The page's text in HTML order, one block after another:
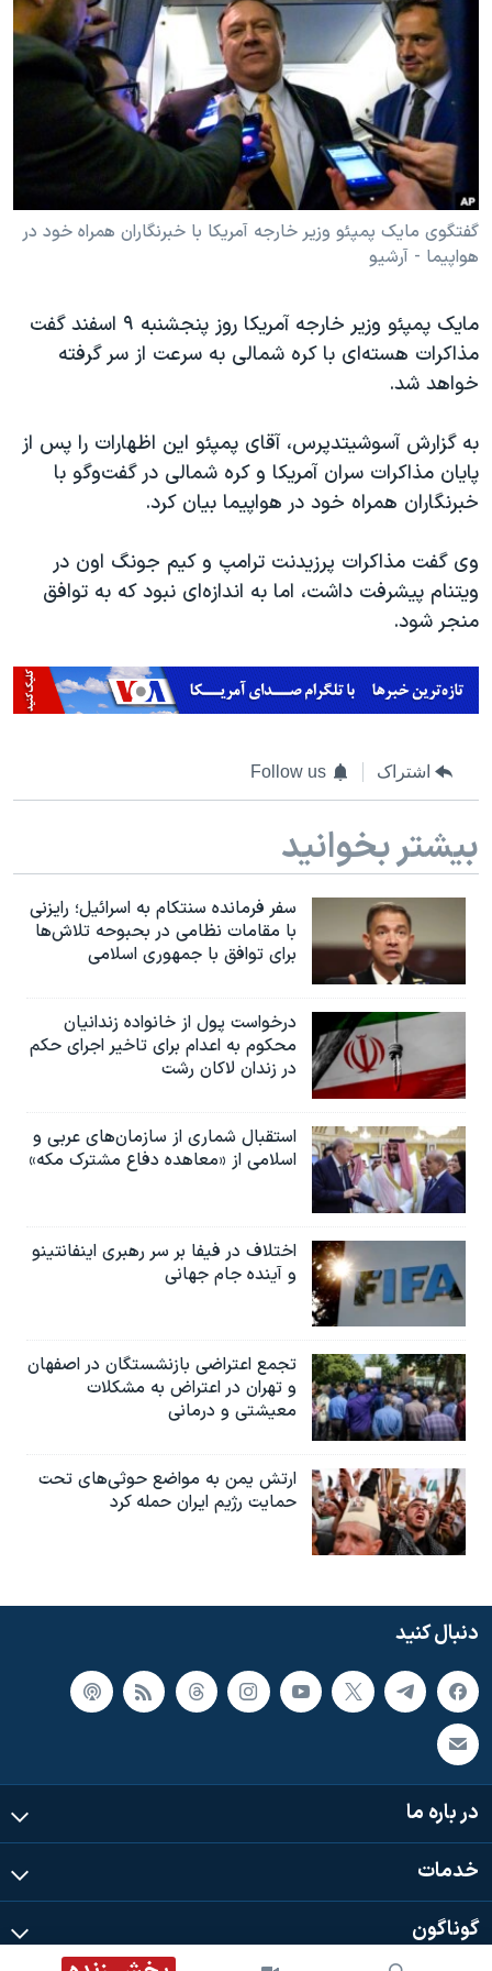
فرهنگ و زندگی
حقوق شهروندی
اقتصادی
علم و فناوری
اسرائیل در جنگ
آرشیو پخش زنده
مستندها
انتخابات ریاست جمهوری آمریکا ۲۰۲۴
حمله جمهوری اسلامی به اسرائیل
رمز مهسا
ورزش زنان در ایران
مجموعه مستندهای دادخواهی
دادگاه حمید نوری
چهل سال گروگان‌گیری
اعتراضات مردمی آبان ۹۸
اسرائیل در جنگ
همایش محافظه‌کاران آمریکا «سی‌پک»
صفحه‌های ویژه
دنبال کنید
زبانهای مختلف
گفتگوی مایک پمپئو وزیر خارجه آمریکا با خبرنگاران همراه خود در
هواپیما - آرشیو
مایک پمپئو وزیر خارجه آمریکا روز پنجشنبه ۹ اسفند گفت
مذاکرات هسته‌ای با کره شمالی به سرعت از سر گرفته
خواهد شد.
به گزارش آسوشیتدپرس، آقای پمپئو این اظهارات را پس از
پایان مذاکرات سران آمریکا و کره شمالی در گفت‌وگو با
خبرنگاران همراه خود در هواپیما بیان کرد.
وی گفت مذاکرات پرزیدنت ترامپ و کیم جونگ اون در
ویتنام پیشرفت داشت، اما به اندازه‌ای نبود که به توافق
منجر شود.
اشتراک Follow us
بیشتر بخوانید
سفر فرمانده سنتکام به اسرائیل؛ رایزنی
با مقامات نظامی در بحبوحه تلاش‌ها
برای توافق با جمهوری اسلامی
درخواست پول از خانواده زندانیان
محکوم به‌ اعدام برای تاخیر اجرای حکم
در زندان لاکان رشت
استقبال شماری از سازمان‌های عربی و
اسلامی از «معاهده دفاع مشترک مکه»
اختلاف در فیفا بر سر رهبری اینفانتینو
و آینده جام جهانی
تجمع اعتراضی بازنشستگان در اصفهان
و تهران در اعتراض به مشکلات
معیشتی و درمانی
ارتش یمن به مواضع حوثی‌های تحت
حمایت رژیم ایران حمله کرد
دنبال کنید
در باره ما
خدمات
گوناگون